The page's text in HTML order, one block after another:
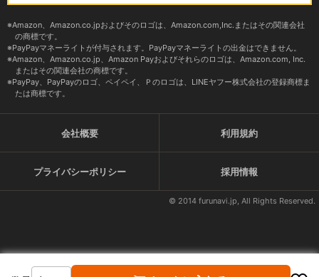
Amazon、Amazon.co.jpおよびそのロゴは、Amazon.com,Inc.またはその関連会社
の商標です。
PayPayマネーライトが付与されます。PayPayマネーライトの出金はできません。
Amazon、Amazon.co.jp、Amazon Payおよびそれらのロゴは、Amazon.com, Inc.
またはその関連会社の商標です。
PayPay、PayPayのロゴ、ペイペイ、Ｐのロゴは、LINEヤフー株式会社の登録商標ま
たは商標です。
会社概要 利用規約
プライバシーポリシー 採用情報
© 2014 furunavi.jp, All Rights Reserved.